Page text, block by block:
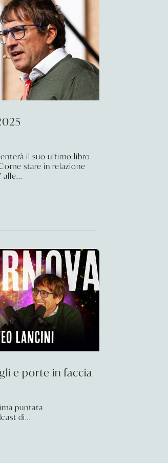
il suo ultimo libro
stare in relazione
alle...
e porte in faccia
puntata
di...